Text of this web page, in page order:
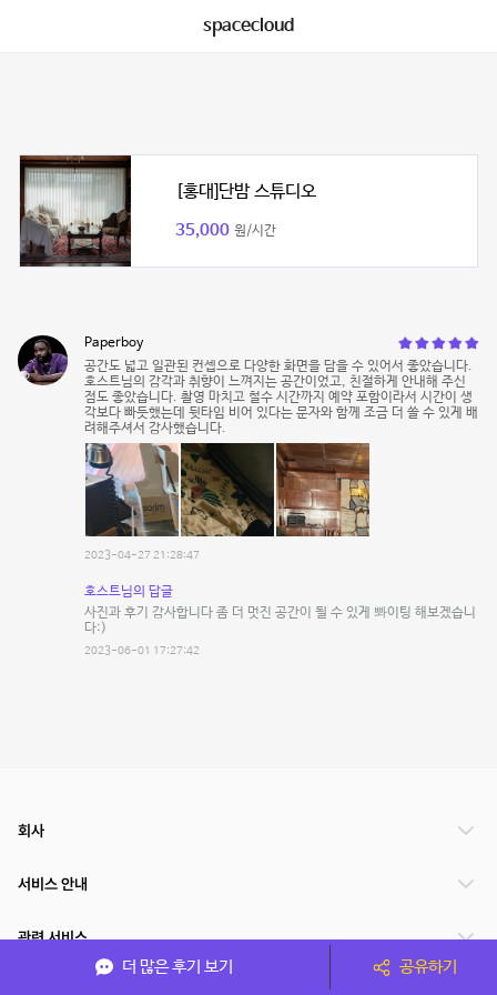
spacecloud
[홍대]단밤 스튜디오
35,000 원/시간
Paperboy
공간도 넓고 일관된 컨셉으로 다양한 화면을 담을 수 있어서 좋았습니다.
호스트님의 감각과 취향이 느껴지는 공간이었고, 친절하게 안내해 주신
점도 좋았습니다. 촬영 마치고 철수 시간까지 예약 포함이라서 시간이 생
각보다 빠듯했는데 뒷타임 비어 있다는 문자와 함께 조금 더 쓸 수 있게 배
려해주셔서 감사했습니다.
2023-04-27 21:28:47
호스트님의 답글
사진과 후기 감사합니다 좀 더 멋진 공간이 될 수 있게 뽜이팅 해보겠습니
다:)
2023-06-01 17:27:42
더 많은 후기 보기 공유하기
회사
서비스 안내
관련 서비스